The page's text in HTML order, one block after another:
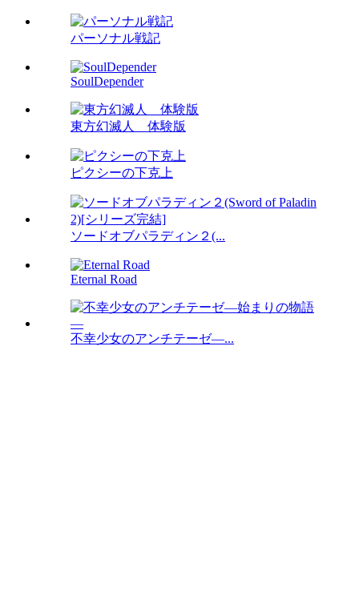
パーソナル戦記
SoulDepender
東方幻滅人 体験版
ピクシーの下克上
ソードオブパラディン２(...
Eternal Road
不幸少女のアンチテーゼ―...